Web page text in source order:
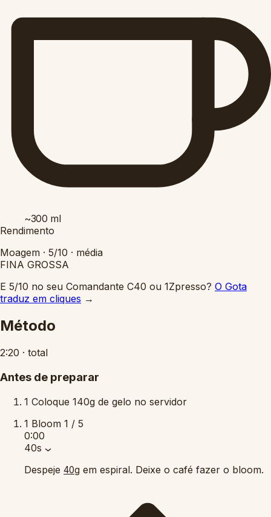
~300 ml
Rendimento
Moagem · 5/10 · média
FINA GROSSA
E 5/10 no seu Comandante C40 ou 1Zpresso? O Gota
traduz em cliques →
Método
2:20 · total
Antes de preparar
1 Coloque 140g de gelo no servidor
1 Bloom 1 / 5
0:00
40s
Despeje 40g em espiral. Deixe o café fazer o bloom.